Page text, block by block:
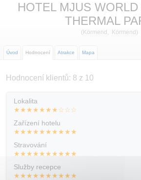
Novinky
HOTEL MJUS
THERMAL
( Körmend , Körmend )
Úvod Hodnocení Atrakce Mapa
Hodnocení klientů: 8 z 10
Lokalita
★★★★★★★☆☆☆
Zařízení hotelu
★★★★★★★★★★
Stravování
★★★★★★★★★★
Služby recepce
★★★★★★★★★★